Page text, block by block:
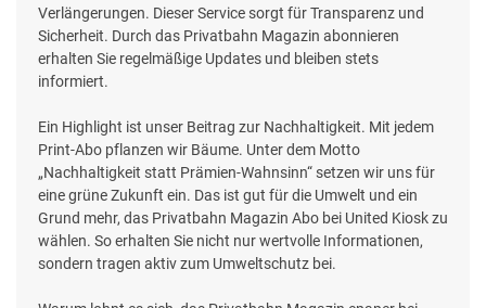
Verlängerungen. Dieser Service sorgt für Transparenz und
Sicherheit. Durch das Privatbahn Magazin abonnieren
erhalten Sie regelmäßige Updates und bleiben stets
informiert.
Ein Highlight ist unser Beitrag zur Nachhaltigkeit. Mit jedem
Print-Abo pflanzen wir Bäume. Unter dem Motto
„Nachhaltigkeit statt Prämien-Wahnsinn“ setzen wir uns für
eine grüne Zukunft ein. Das ist gut für die Umwelt und ein
Grund mehr, das Privatbahn Magazin Abo bei United Kiosk zu
wählen. So erhalten Sie nicht nur wertvolle Informationen,
sondern tragen aktiv zum Umweltschutz bei.